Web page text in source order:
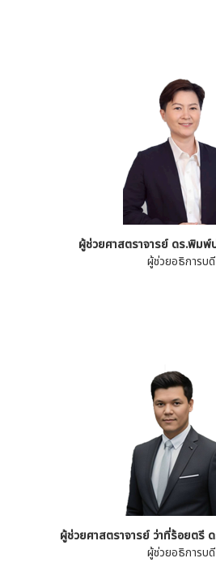
ผู้ช่วยศาสตราจารย์ ดร.พิมพ์
ผู้ช่วยอธิการบดี
ผู้ช่วยศาสตราจารย์ ว่าที่ร้อยต
ผู้ช่วยอธิการบดี